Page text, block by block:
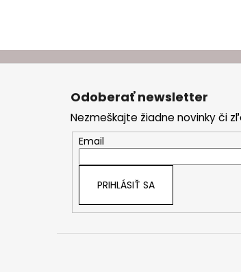
Z
Odoberať newsletter
Nezmeškajte žiadne novinky či
Email
PRIHLÁSIŤ SA